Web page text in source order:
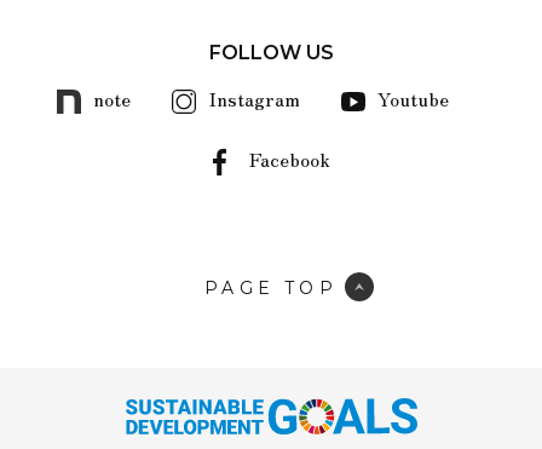
FOLLOW US
note Instagram Youtube
Facebook
PAGE TOP